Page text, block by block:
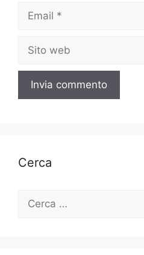
Email
Sito
web
Cerca
Ricerca